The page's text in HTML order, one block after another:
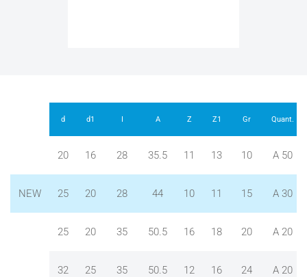
d d1 I A Z Z1 Gr Quant.
20 16 28 35.5 11 13 10 A 50
NEW 25 20 28 44 10 11 15 A 30
25 20 35 50.5 16 18 20 A 20
32 25 35 50.5 12 16 24 A 20